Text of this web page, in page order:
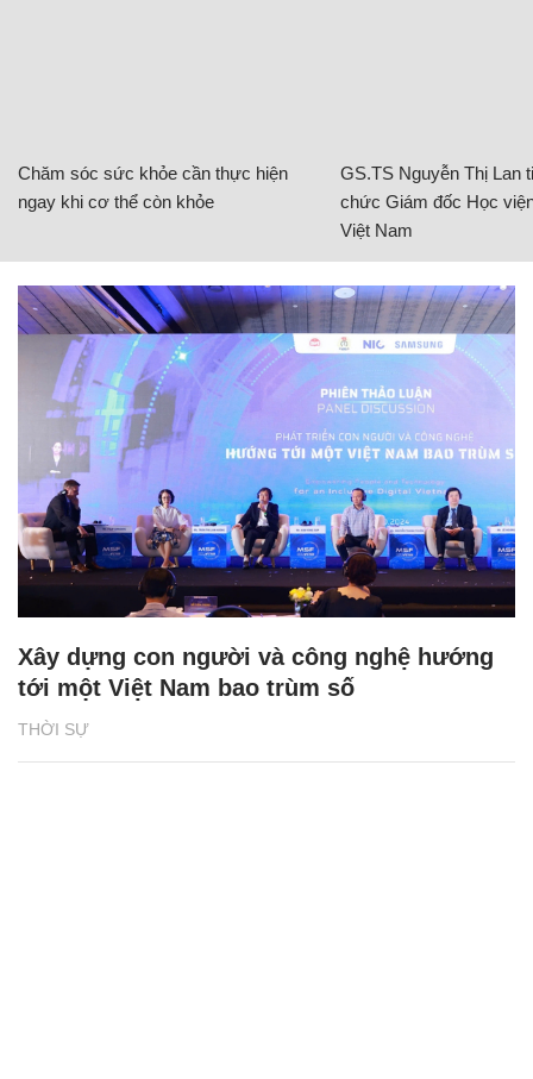
Chăm sóc sức khỏe cần thực hiện
ngay khi cơ thể còn khỏe
GS.TS Nguyễn Thị Lan
chức Giám đốc Học
Việt Nam
THỜI SỰ
Xây dựng con người và công nghệ hướng
tới một Việt Nam bao trùm số